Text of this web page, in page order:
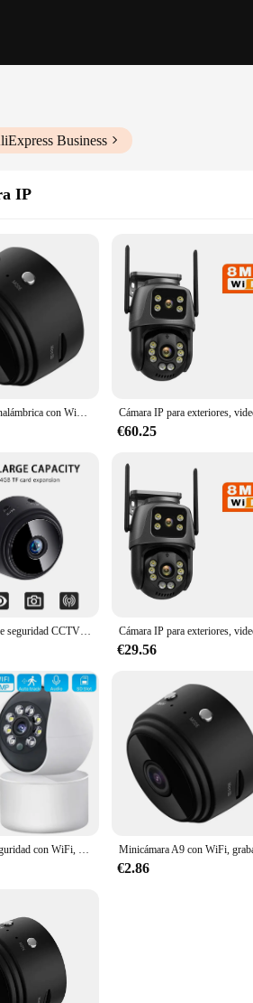
Business
IP
Minicámara inalámbrica con WiFi, grabadora de vídeo, grabadora de voz, monitoreo de seguridad, hogar inteligente para bebés y mascotas, 9
€60.25
Minicámara de seguridad CCTV con visión nocturna, monitor remoto inalámbrico AP hostpot, tarjeta de 32G/64G, 1080p, A 9
€29.56
Cámara de seguridad con WiFi, dispositivo de vigilancia con doble lente, visión nocturna, Color, IA, seguimiento humano automático, interior, Onvif, 5MP
€2.86